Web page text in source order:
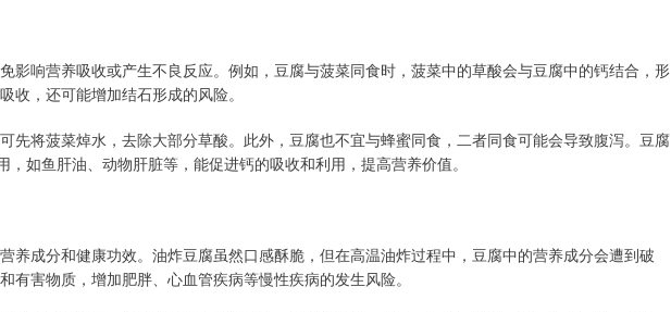
影响营养吸收或产生不良反应。例如，豆腐与菠菜同食时，菠菜中的草酸会与豆腐中的钙结合，形
收，还可能增加结石形成的风险。
先将菠菜焯水，去除大部分草酸。此外，豆腐也不宜与蜂蜜同食，二者同食可能会导致腹泻。豆腐
如鱼肝油、动物肝脏等，能促进钙的吸收和利用，提高营养价值。
养成分和健康功效。油炸豆腐虽然口感酥脆，但在高温油炸过程中，豆腐中的营养成分会遭到破
有害物质，增加肥胖、心血管疾病等慢性疾病的发生风险。